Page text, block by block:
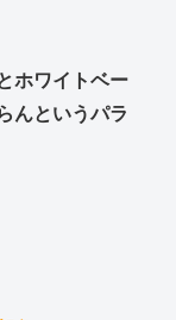
ホワイトベー
んというパラ